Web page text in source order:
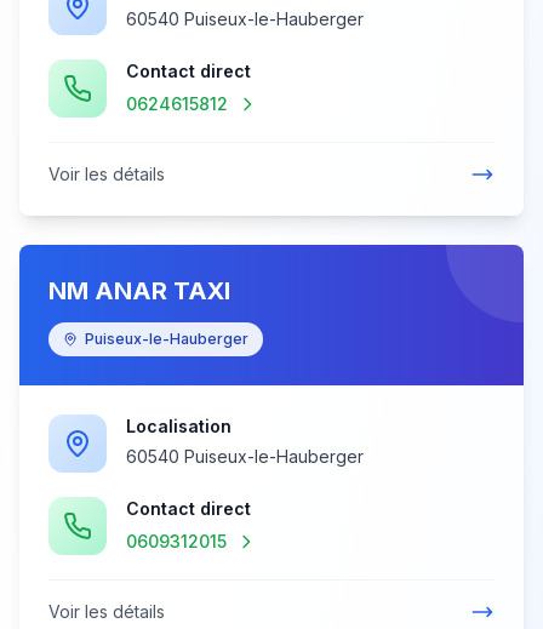
60540 Puiseux-le-Hauberger
Contact direct
0624615812
Voir les détails
NM ANAR TAXI
Puiseux-le-Hauberger
Localisation
60540 Puiseux-le-Hauberger
Contact direct
0609312015
Voir les détails